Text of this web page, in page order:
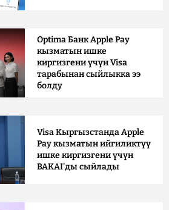
Optima Банк Apple Pay
кызматын ишке
киргизгени үчүн Visa
тарабынан сыйлыкка ээ
болду
Visa Кыргызстанда Apple
Pay кызматын ийгиликтүү
ишке киргизгени үчүн
BAKAI'ды сыйлады